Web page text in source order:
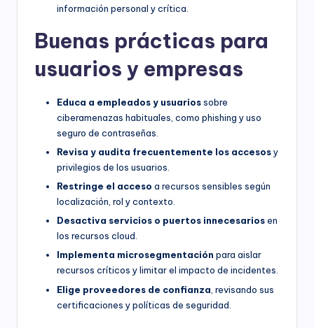
información personal y crítica.
Buenas prácticas para
usuarios y empresas
Educa a empleados y usuariossobre
ciberamenazas habituales, como phishing y uso
seguro de contraseñas.
Revisa y audita frecuentemente los accesosy
privilegios de los usuarios.
Restringe el acceso a recursos sensibles según
localización, rol y contexto.
Desactiva servicios o puertos innecesariosen
los recursos cloud.
Implementa microsegmentación para aislar
recursos críticos y limitar el impacto de incidentes.
Elige proveedores de confianza , revisando sus
certificaciones y políticas de seguridad.